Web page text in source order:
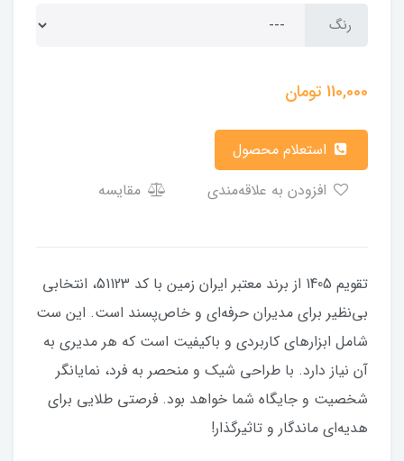
رنگ
110,000تومان
مقایسه
تقویم 1405 از برند معتبر ایران زمین با کد 51123، انتخابی
بی‌نظیر برای مدیران حرفه‌ای و خاص‌پسند است. این ست
شامل ابزارهای کاربردی و باکیفیت است که هر مدیری به
آن نیاز دارد. با طراحی شیک و منحصر به فرد، نمایانگر
شخصیت و جایگاه شما خواهد بود. فرصتی طلایی برای
هدیه‌ای ماندگار و تاثیرگذار!